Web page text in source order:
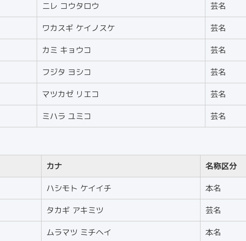
ニレ コウタロウ 芸名
ワカスギ ケイノスケ 芸名
カミ キョウコ 芸名
フジタ ヨシコ 芸名
マツカゼ リエコ 芸名
ミハラ ユミコ 芸名
カナ 名称区分
ハシモト ケイイチ 本名
タカギ アキミツ 芸名
ムラマツ ミチヘイ 本名